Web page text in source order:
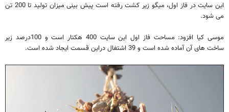
این سایت در فاز اول، میگو زیر کشت رفته است پیش بینی میزان تولید تا 200 تن
می شود.
موسی کیا افزود: مساحت فاز اول این سایت 400 هکتار است و 100درصد زیر
ساخت های آن آماده شده است و 39 اشتغال دراین قسمت ایجاد شده است.